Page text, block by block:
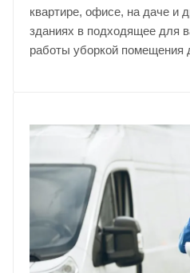
квартире, офисе, на даче и
зданиях в подходящее для
работы уборкой помещения